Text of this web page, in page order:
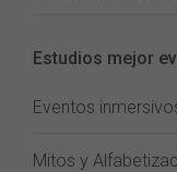
Estudios mejor
Eventos
Mitos y